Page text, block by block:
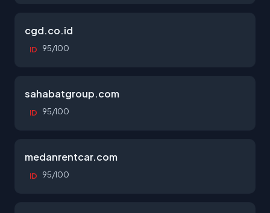
cgd.co.id
ID 95/100
sahabatgroup.com
ID 95/100
medanrentcar.com
ID 95/100